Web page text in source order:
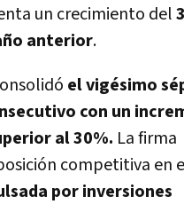
un crecimiento del
anterior.
el vigésimo
con un
al 30%. La firma
competitiva en
por inversiones